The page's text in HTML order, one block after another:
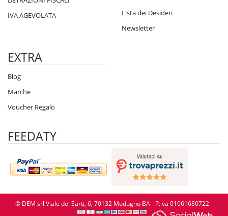
IVA AGEVOLATA
Lista dei Desideri
Newsletter
EXTRA
Blog
Marche
Voucher Regalo
FEEDATY
© DEM srl Viale dei Sarti, 6, 70132 Modugno BA - P.iva 01061680722